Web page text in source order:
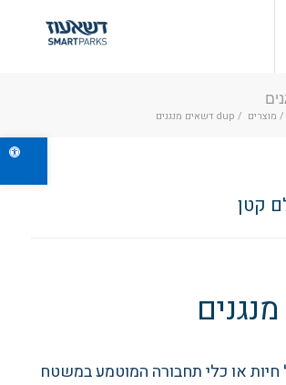
/ מוצרים / dup דשאים מנגנים
קטן
או כלי תחבורה המוטמע במשטח